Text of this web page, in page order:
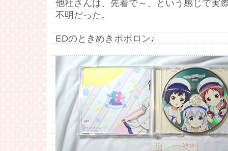
他社さんは、先着で～、という感じで実
不明だった。
EDのときめきポポロン♪